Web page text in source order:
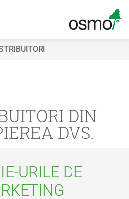
DIN
DVS.
URILE DE